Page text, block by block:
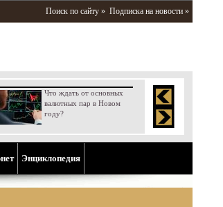
Поиск по сайту » Подписка на новости »
Что ждать от основных
валютных пар в Новом
году?
Энциклопедия